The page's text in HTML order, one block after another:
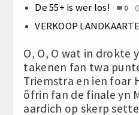
De 55+ is wer los! 0
VERKOOP
O, O, O wat in drokte
takenen fan twa
Triemstra en ien foar
ôfrin fan de finale yn
aardich op skerp